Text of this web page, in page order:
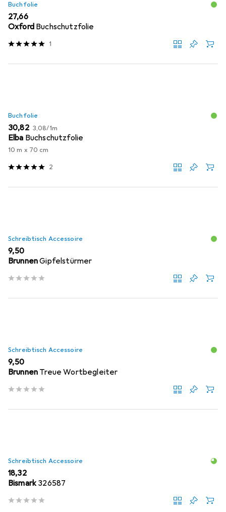
Buchfolie
EUR
27,66
Oxford Buchschutzfolie
1
Buchfolie
EUR
30,82 EUR
3,08/1m
Elba Buchschutzfolie
10 m x 70 cm
2
Schreibtisch Accessoire
EUR
9,50
BrunnenGipfelstürmer
Schreibtisch Accessoire
EUR
9,50
Brunnen Treue Wortbegleiter
Schreibtisch Accessoire
EUR
18,32
Bismark326587